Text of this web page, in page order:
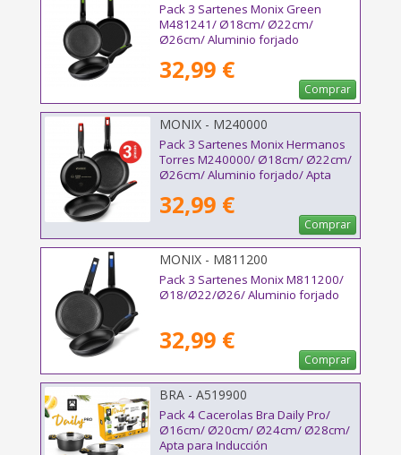
Pack 3 Sartenes Monix Green
M481241/ Ø18cm/ Ø22cm/
Ø26cm/ Aluminio forjado
32,99 €
Comprar
MONIX - M240000
Pack 3 Sartenes Monix Hermanos
Torres M240000/ Ø18cm/ Ø22cm/
Ø26cm/ Aluminio forjado/ Apta
32,99 €
Comprar
MONIX - M811200
Pack 3 Sartenes Monix M811200/
Ø18/Ø22/Ø26/ Aluminio forjado
32,99 €
Comprar
BRA - A519900
Pack 4 Cacerolas Bra Daily Pro/
Ø16cm/ Ø20cm/ Ø24cm/ Ø28cm/
Apta para Inducción